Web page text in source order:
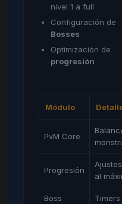
nivel 1 a full
Configuración de
Bosses
Optimización de
progresión
Módulo
PvM Core
Progresión
al
Boss